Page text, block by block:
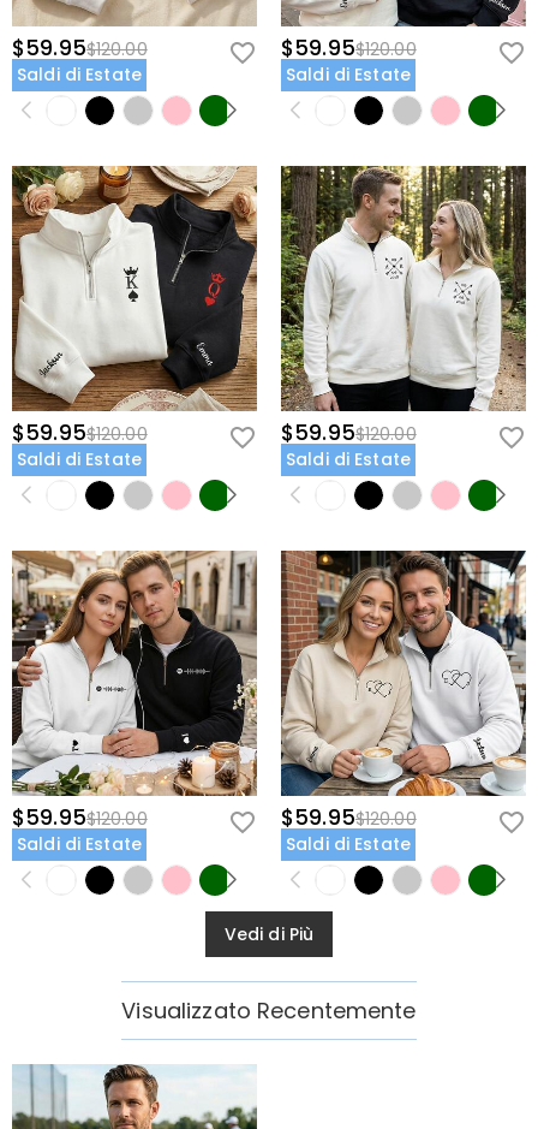
$59.95$120.00
Saldi di Estate
$59.95$120.00
Saldi di Estate
$59.95$120.00
Saldi di Estate
$59.95$120.00
Saldi di Estate
$59.95$120.00
Saldi di Estate
$59.95$120.00
Saldi di Estate
Vedi di Più
Visualizzato Recentemente